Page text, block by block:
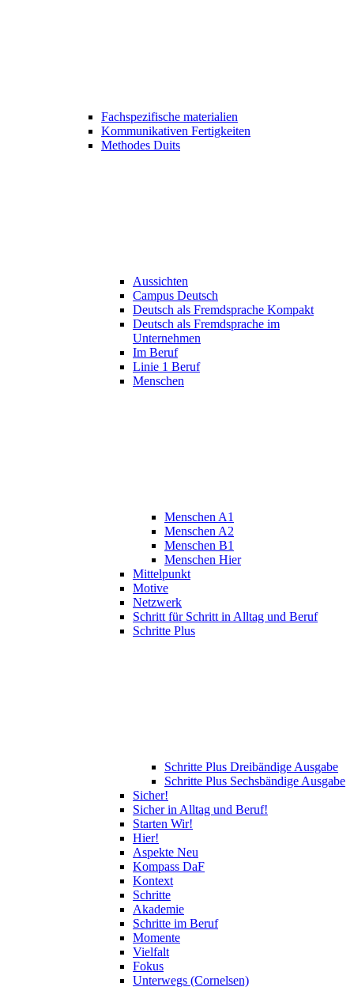
Fachspezifische materialien
Kommunikativen Fertigkeiten
Methodes Duits
Aussichten
Campus Deutsch
Deutsch als Fremdsprache Kompakt
Deutsch als Fremdsprache im
Unternehmen
Im Beruf
Linie 1 Beruf
Menschen
Menschen A1
Menschen A2
Menschen B1
Menschen Hier
Mittelpunkt
Motive
Netzwerk
Schritt für Schritt in Alltag und Beruf
Schritte Plus
Schritte Plus Dreibändige Ausgabe
Schritte Plus Sechsbändige Ausgabe
Sicher!
Sicher in Alltag und Beruf!
Starten Wir!
Hier!
Aspekte Neu
Kompass DaF
Kontext
Schritte
Akademie
Schritte im Beruf
Momente
Vielfalt
Fokus
Unterwegs (Cornelsen)